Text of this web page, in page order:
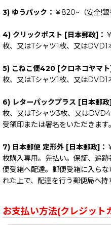
3) ゆうパック： ￥820~（安全!銀
4) クリックポスト [日本郵政]：
枚、又はTシャツ1枚、又は
5) こねこ便420 [クロネコヤマト
枚、又はTシャツ1枚、又は
6) レターパックプラス [日本郵政]
枚、又はTシャツ3枚、又はDVD4
受領印または署名をいただきます
7) 日本郵便 定形外 [日本郵政]：
枚購入専用。先払い。保証、追
便受箱へ配達。郵便受箱に入ら
れた上で、配達を行う郵便局へ持
お支払い方法(クレジット